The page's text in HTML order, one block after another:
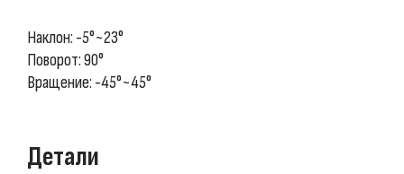
Наклон: -5°~23°
Поворот: 90°
Вращение: -45°~45°
Детали